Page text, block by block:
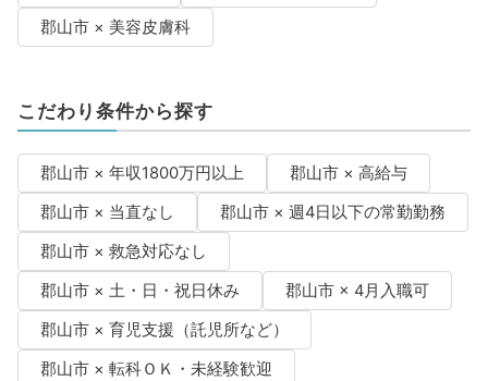
郡山市 × 美容皮膚科
こだわり条件から探す
郡山市 × 年収1800万円以上
郡山市 × 高給与
郡山市 × 当直なし
郡山市 × 週4日以下の常勤勤務
郡山市 × 救急対応なし
郡山市 × 土・日・祝日休み
郡山市 × 4月入職可
郡山市 × 育児支援（託児所など）
郡山市 × 転科ＯＫ・未経験歓迎